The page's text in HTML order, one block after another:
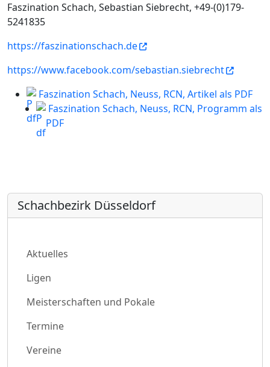
Faszination Schach, Sebastian Siebrecht, +49-(0)179-
5241835
https://faszinationschach.de
https://www.facebook.com/sebastian.siebrecht
Faszination Schach, Neuss, RCN, Artikel als PDF
Faszination Schach, Neuss, RCN, Programm als
PDF
Schachbezirk Düsseldorf
Aktuelles
Ligen
Meisterschaften und Pokale
Termine
Vereine